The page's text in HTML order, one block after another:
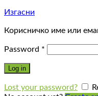
Изгасни
Корисничко име или
Password *
Log in
Lost your password?